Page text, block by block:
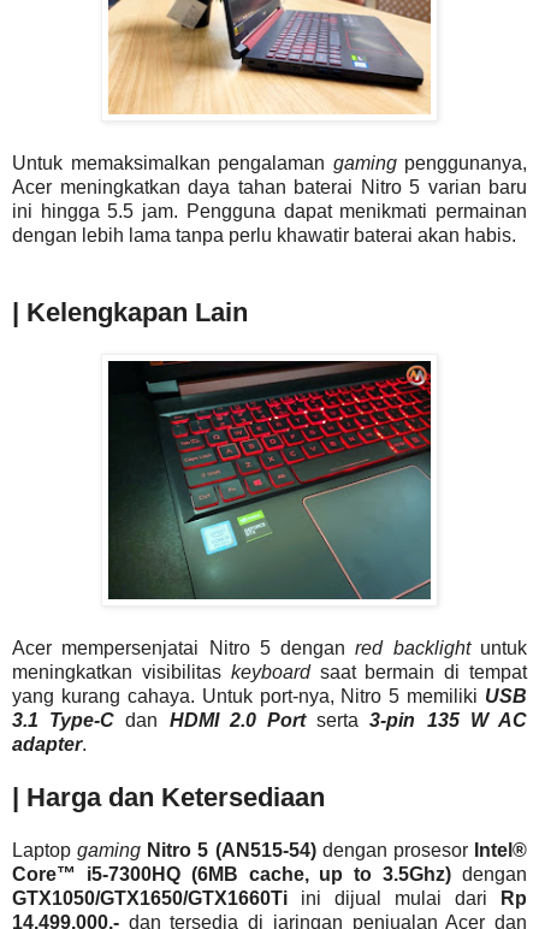
Untuk memaksimalkan pengalaman gaming penggunanya,
Acer meningkatkan daya tahan baterai Nitro 5 varian baru
ini hingga 5.5 jam. Pengguna dapat menikmati permainan
dengan lebih lama tanpa perlu khawatir baterai akan habis.
| Kelengkapan Lain
Acer mempersenjatai Nitro 5 denganred backlightuntuk
meningkatkan visibilitas keyboardsaat bermain di tempat
yang kurang cahaya. Untuk port-nya, Nitro 5 memiliki USB
3.1 Type-C dan HDMI 2.0 Portserta3-pin 135 W AC
adapter.
| Harga dan Ketersediaan
Laptopgaming Nitro 5 (AN515-54)dengan prosesor Intel®
Core™ i5-7300HQ (6MB cache, up to 3.5Ghz) dengan
GTX1050/GTX1650/GTX1660Ti ini dijual mulai dari
Rp
14.499.000,- dan tersedia di jaringan penjualan Acer dan